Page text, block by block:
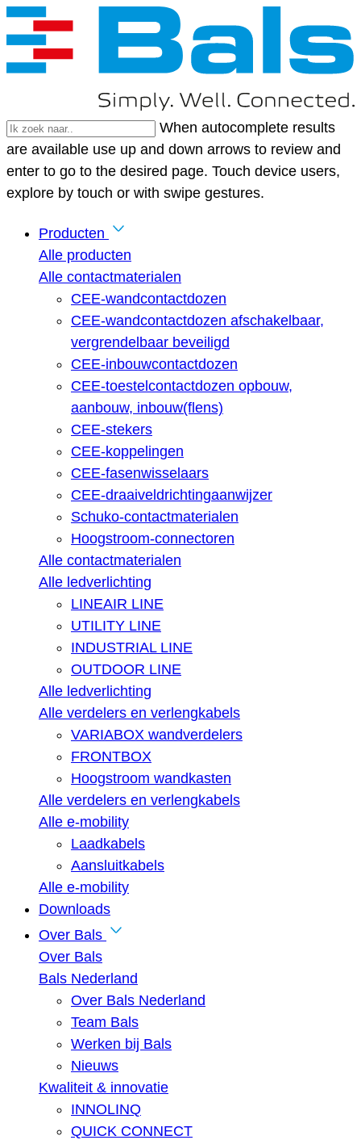
When autocomplete results
are available use up and down arrows to review and
enter to go to the desired page. Touch device users,
explore by touch or with swipe gestures.
Producten
Alle producten
Alle contactmaterialen
CEE-wandcontactdozen
CEE-wandcontactdozen afschakelbaar,
vergrendelbaar beveiligd
CEE-inbouwcontactdozen
CEE-toestelcontactdozen opbouw,
aanbouw, inbouw(flens)
CEE-stekers
CEE-koppelingen
CEE-fasenwisselaars
CEE-draaiveldrichtingaanwijzer
Schuko-contactmaterialen
Hoogstroom-connectoren
Alle contactmaterialen
Alle ledverlichting
LINEAIR LINE
UTILITY LINE
INDUSTRIAL LINE
OUTDOOR LINE
Alle ledverlichting
Alle verdelers en verlengkabels
VARIABOX wandverdelers
FRONTBOX
Hoogstroom wandkasten
Alle verdelers en verlengkabels
Alle e-mobility
Laadkabels
Aansluitkabels
Alle e-mobility
Downloads
Over Bals
Over Bals
Bals Nederland
Over Bals Nederland
Team Bals
Werken bij Bals
Nieuws
Kwaliteit & innovatie
INNOLINQ
QUICK CONNECT